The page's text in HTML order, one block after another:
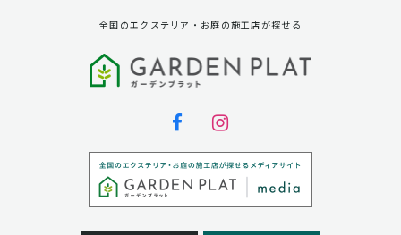
第三者への提供
弊社は法律で定められている場合を除いて、お客様の個
個人情報の取扱い業務の委託
弊社は事業運営上、お客様により良いサービスを提供す
るために業務の一部を外部に委託しており、業務委託先
全国のエクステリア・お庭の施工店が探せる